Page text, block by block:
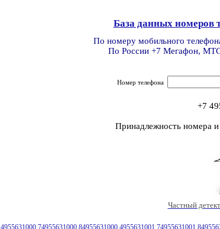
База данных номеров
По номеру мобильного
По России +7 Мегафон,
Номер телефона
+7
Принадлежность номера
Частный
4955631000 74955631000 84955631000 4955631001 74955631001